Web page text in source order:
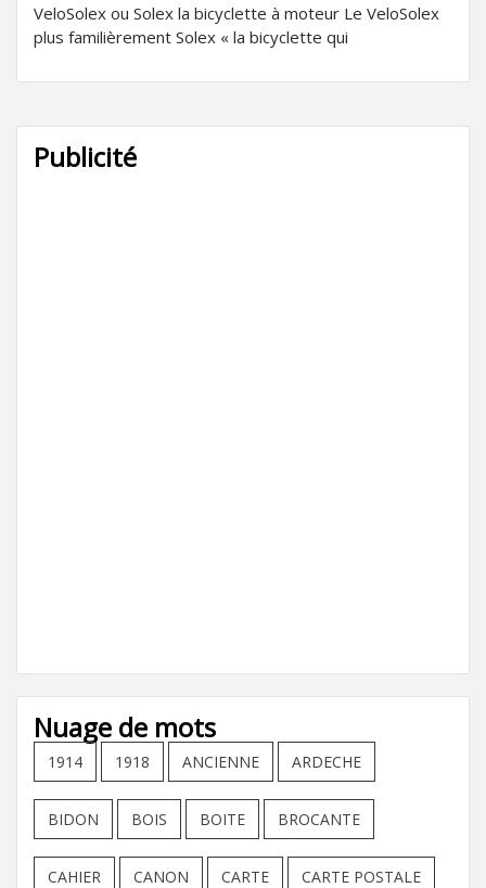
VeloSolex ou Solex la bicyclette à moteur Le VeloSolex
plus familièrement Solex « la bicyclette qui
Publicité
Nuage de mots
1914 1918 ANCIENNE ARDECHE
BIDON BOIS BOITE BROCANTE
CAHIER CANON CARTE CARTE POSTALE